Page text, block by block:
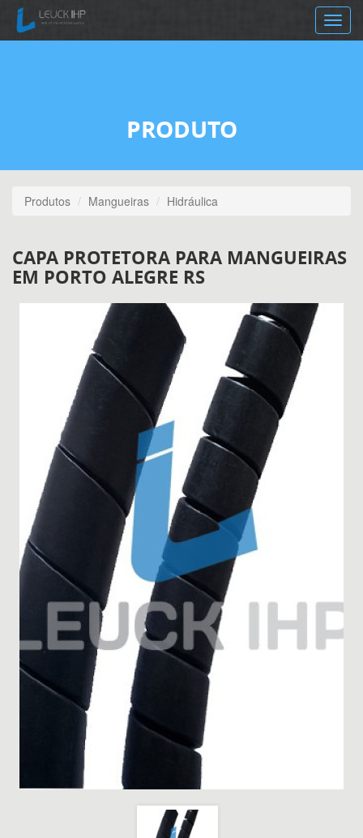
Toggle
PRODUTO
Produtos Mangueiras Hidráulica
CAPA PROTETORA PARA MANGUEIRAS
EM PORTO ALEGRE RS